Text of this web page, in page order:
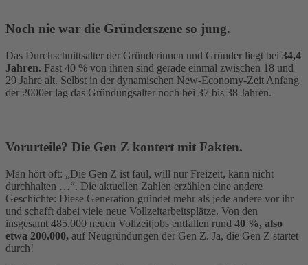
Noch nie war die Gründerszene so jung.
Das Durchschnittsalter der Gründerinnen und Gründer liegt bei 34,4
Jahren. Fast 40 % von ihnen sind gerade einmal zwischen 18 und
29 Jahre alt. Selbst in der dynamischen New-Economy-Zeit Anfang
der 2000er lag das Gründungsalter noch bei 37 bis 38 Jahren.
Vorurteile? Die Gen Z kontert mit Fakten.
Man hört oft: „Die Gen Z ist faul, will nur Freizeit, kann nicht
durchhalten …“. Die aktuellen Zahlen erzählen eine andere
Geschichte: Diese Generation gründet mehr als jede andere vor ihr
und schafft dabei viele neue Vollzeitarbeitsplätze. Von den
insgesamt 485.000 neuen Vollzeitjobs entfallen rund 40 %, also
etwa 200.000, auf Neugründungen der Gen Z. Ja, die Gen Z startet
durch!